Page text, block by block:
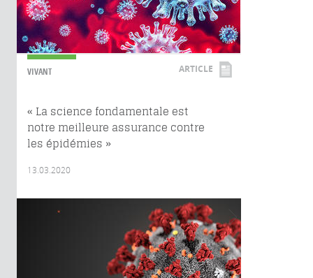
VIVANT ARTICLE
« La science fondamentale est
notre meilleure assurance contre
les épidémies »
13.03.2020